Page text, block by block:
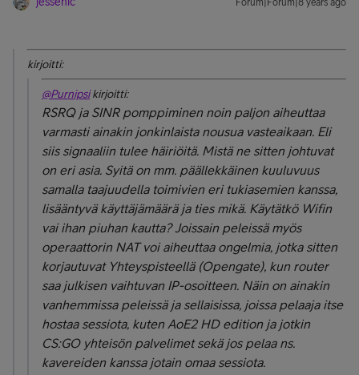
Forum|Forum|8 years ago
kirjoitti:
@Purnipsikirjoitti:
RSRQ ja SINR pomppiminen noin paljon aiheuttaa
varmasti ainakin jonkinlaista nousua vasteaikaan. Eli
siis signaaliin tulee häiriöitä. Mistä ne sitten johtuvat
on eri asia. Syitä on mm. päällekkäinen kuuluvuus
samalla taajuudella toimivien eri tukiasemien kanssa,
lisääntyvä käyttäjämäärä ja ties mikä. Käytätkö Wifin
vai ihan piuhan kautta? Joissain peleissä myös
operaattorin NAT voi aiheuttaa ongelmia, jotka sitten
korjautuvat Yhteyspisteellä (Opengate), kun router
saa julkisen vaihtuvan IP-osoitteen. Näin on ainakin
vanhemmissa peleissä ja sellaisissa, joissa pelaaja itse
hostaa sessiota, kuten AoE2 HD edition ja jotkin
CS:GO yhteisön palvelimet sekä jos pelaa ns.
kavereiden kanssa jotain omaa sessiota.